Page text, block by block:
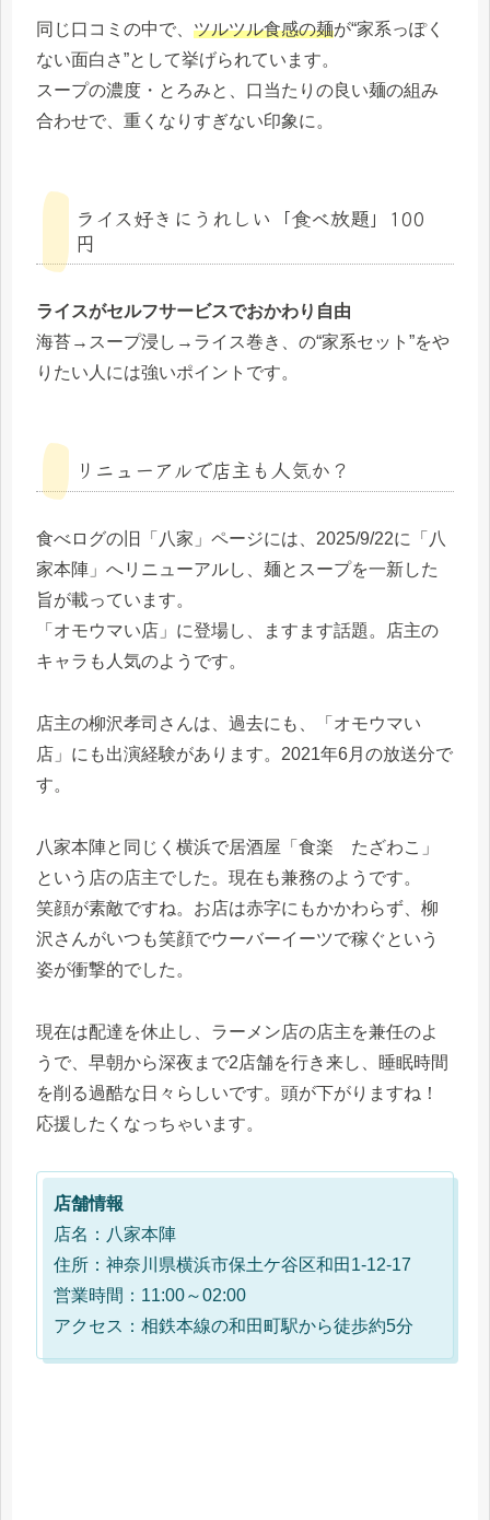
同じ口コミの中で、 ツルツル食感の麺が“家系っぽく
ない面白さ”として挙げられています。
スープの濃度・とろみと、口当たりの良い麺の組み
合わせで、重くなりすぎない印象に。
ライス好きにうれしい「食べ放題」100
円
ライスがセルフサービスでおかわり自由
海苔→スープ浸し→ライス巻き、の“家系セット”をや
りたい人には強いポイントです。
リニューアルで店主も人気か？
食べログの旧「八家」ページには、2025/9/22に「八
家本陣」へリニューアルし、麺とスープを一新した
旨が載っています。
「オモウマい店」に登場し、ますます話題。店主の
キャラも人気のようです。
店主の柳沢孝司さんは、過去にも、「オモウマい
店」にも出演経験があります。2021年6月の放送分で
す。
八家本陣と同じく横浜で居酒屋「食楽 たざわこ」
という店の店主でした。現在も兼務のようです。
笑顔が素敵ですね。お店は赤字にもかかわらず、柳
沢さんがいつも笑顔でウーバーイーツで稼ぐという
姿が衝撃的でした。
現在は配達を休止し、ラーメン店の店主を兼任のよ
うで、早朝から深夜まで2店舗を行き来し、睡眠時間
を削る過酷な日々らしいです。頭が下がりますね！
応援したくなっちゃいます。
店舗情報
店名：八家本陣
住所：神奈川県横浜市保土ケ谷区和田1-12-17
営業時間：11:00～02:00
アクセス：相鉄本線の和田町駅から徒歩約5分